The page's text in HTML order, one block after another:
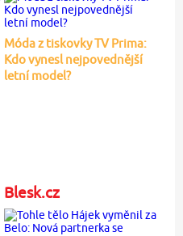
Móda z tiskovky TV Prima:
Kdo vynesl nejpovednější
letní model?
Blesk.cz